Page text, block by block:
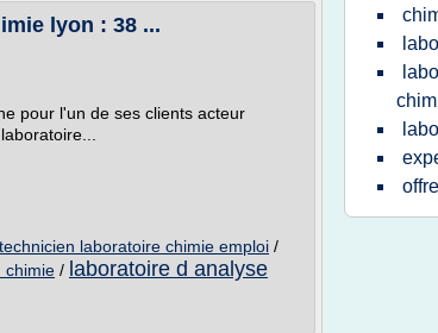
lyon : 38 ...
pour l'un de ses clients acteur
technicien laboratoire chimie emploi /
chimie / laboratoire d analyse